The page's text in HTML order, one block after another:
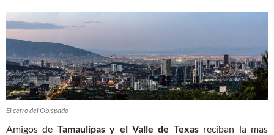
El cerro del Obispado
Amigos de Tamaulipas y el Valle de Texasreciban la mas